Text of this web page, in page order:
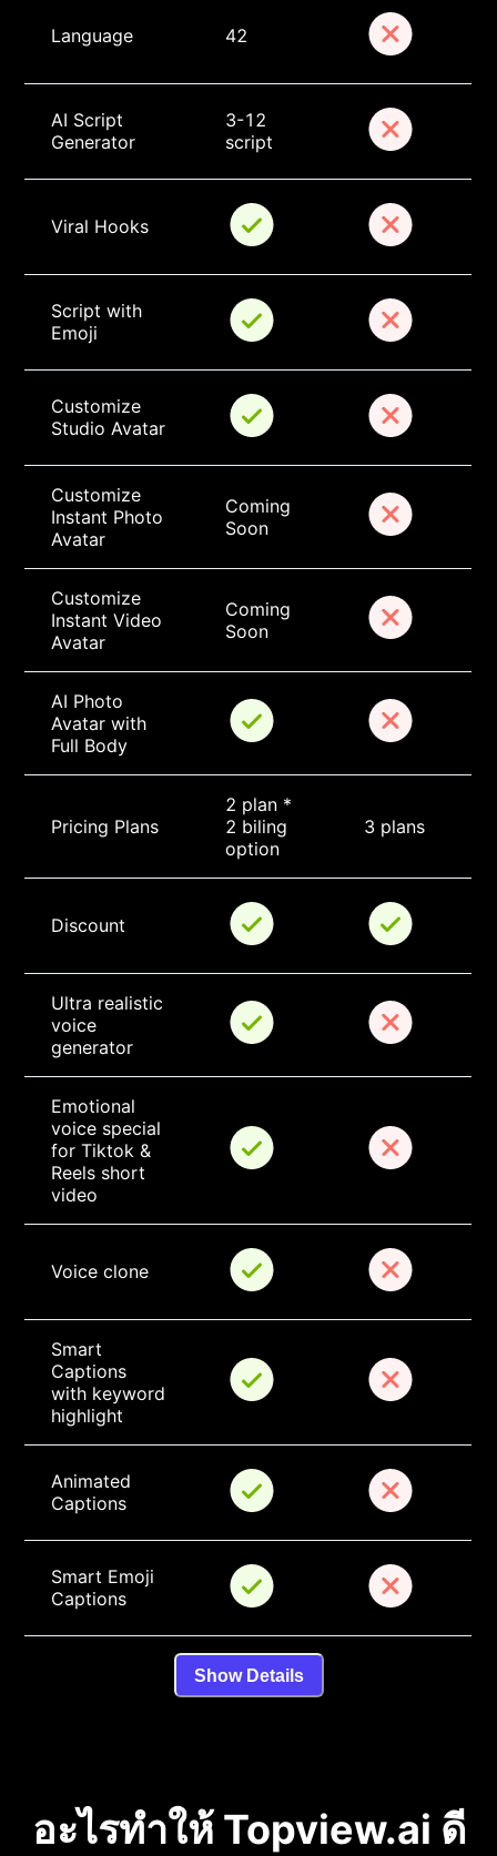
Language 42
AI Script
Generator
3-12
script
Viral Hooks
Script with
Emoji
Customize
Studio Avatar
Customize
Instant Photo
Avatar
Coming
Soon
Customize
Instant Video
Avatar
Coming
Soon
AI Photo
Avatar with
Full Body
Pricing Plans
2 plan *
2 biling
option
3 plans
Discount
Ultra realistic
voice
generator
Emotional
voice special
for Tiktok &
Reels short
video
Voice clone
Smart
Captions
with keyword
highlight
Animated
Captions
Smart Emoji
Captions
Show Details
อะไรทำให้ Topview.ai ดี